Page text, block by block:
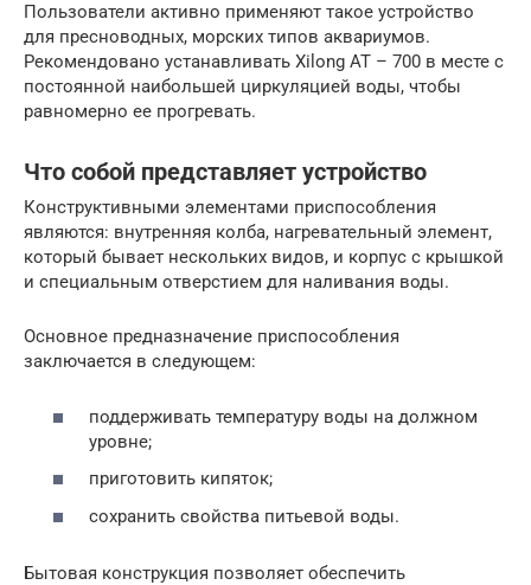
Пользователи активно применяют такое устройство
для пресноводных, морских типов аквариумов.
Рекомендовано устанавливать Xilong AT – 700 в месте с
постоянной наибольшей циркуляцией воды, чтобы
равномерно ее прогревать.
Что собой представляет устройство
Конструктивными элементами приспособления
являются: внутренняя колба, нагревательный элемент,
который бывает нескольких видов, и корпус с крышкой
и специальным отверстием для наливания воды.
Основное предназначение приспособления
заключается в следующем:
поддерживать температуру воды на должном
уровне;
приготовить кипяток;
сохранить свойства питьевой воды.
Бытовая конструкция позволяет обеспечить